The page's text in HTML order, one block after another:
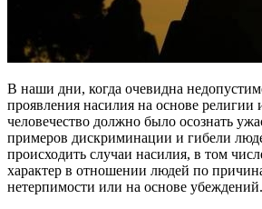
В наши дни, когда очевидна
проявления насилия на основе религии
человечество должно было осознать
примеров дискриминации и гибели
происходить случаи насилия, в том
характер в отношении людей по
нетерпимости или на основе убеждений.